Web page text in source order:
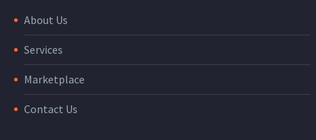
About Us
Services
Marketplace
Contact Us